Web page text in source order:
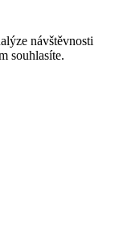
návštěvnosti
souhlasíte.